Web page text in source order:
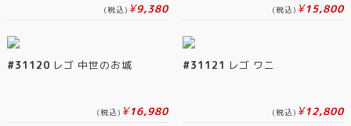
(税込) ¥9,380 (税込) ¥15,800
#31120 レゴ 中世のお城
(税込) ¥16,980
#31121 レゴ ワニ
(税込) ¥12,800